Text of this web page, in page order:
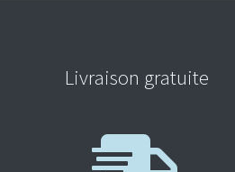
Livraison gratuite